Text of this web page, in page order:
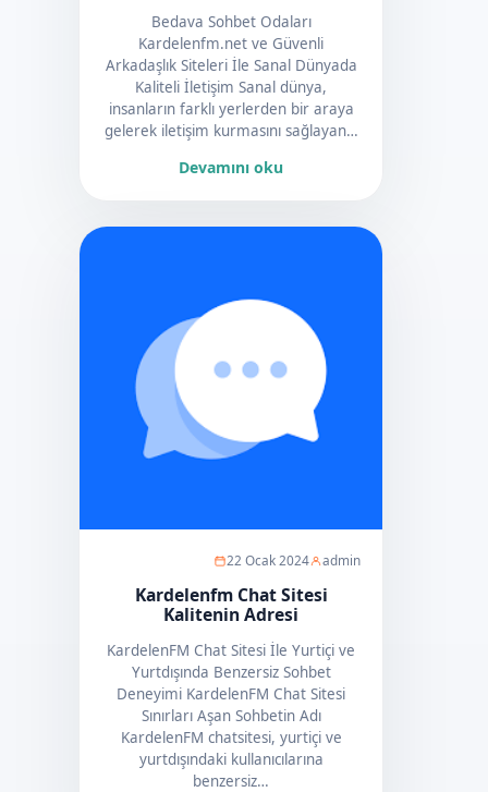
Bedava Sohbet Odaları
Kardelenfm.net ve Güvenli
Arkadaşlık Siteleri İle Sanal Dünyada
Kaliteli İletişim Sanal dünya,
insanların farklı yerlerden bir araya
gelerek iletişim kurmasını sağlayan…
Devamını oku
22 Ocak 2024 admin
Kardelenfm Chat Sitesi
Kalitenin Adresi
KardelenFM Chat Sitesi İle Yurtiçi ve
Yurtdışında Benzersiz Sohbet
Deneyimi KardelenFM Chat Sitesi
Sınırları Aşan Sohbetin Adı
KardelenFM chatsitesi, yurtiçi ve
yurtdışındaki kullanıcılarına
benzersiz…